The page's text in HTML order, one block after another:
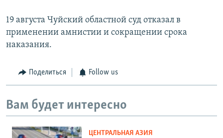
19 августа Чуйский областной суд отказал в
применении амнистии и сокращении срока
наказания.
Поделиться Follow us
Вам будет интересно
ЦЕНТРАЛЬНАЯ АЗИЯ